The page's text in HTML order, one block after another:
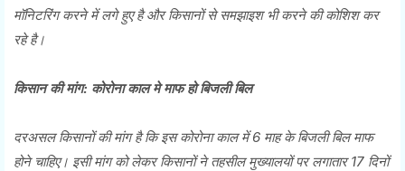
मॉनिटरिंग करने में लगे हुए है और किसानों से समझाइश भी करने की कोशिश कर
रहे है।
किसान की मांग: कोरोना काल मे माफ हो बिजली बिल
दरअसल किसानों की मांग है कि इस कोरोना काल में 6 माह के बिजली बिल माफ
होने चाहिए। इसी मांग को लेकर किसानों ने तहसील मुख्यालयों पर लगातार 17 दिनों